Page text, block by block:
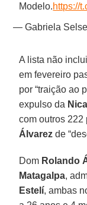
Modelo.https://
— Gabriela
A lista não inclui
em fevereiro
por “traição ao
expulso da
com outros
Álvarez de
Dom Rolando
Matagalpa,
Estelí, ambas